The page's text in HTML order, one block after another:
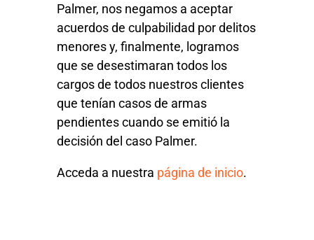
Palmer, nos negamos a aceptar
acuerdos de culpabilidad por delitos
menores y, finalmente, logramos
que se desestimaran todos los
cargos de todos nuestros clientes
que tenían casos de armas
pendientes cuando se emitió la
decisión del caso Palmer.
Acceda a nuestra página de inicio.